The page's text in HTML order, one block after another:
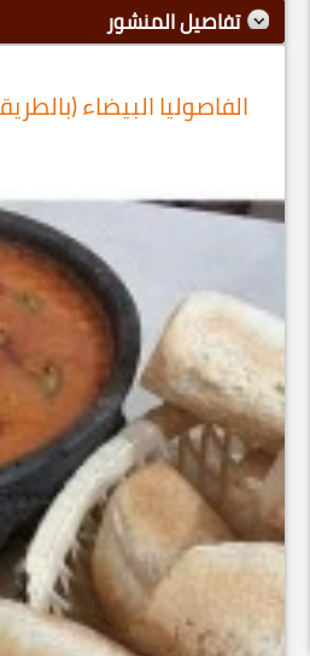
تفاصيل المنشور
الفاصوليا البيضاء